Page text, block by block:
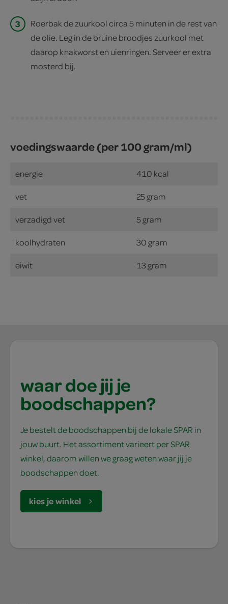
3
Roerbak de zuurkool circa 5 minuten in de rest van
de olie. Leg in de bruine broodjes zuurkool met
daarop knakworst en uienringen. Serveer er extra
mosterd bij.
voedingswaarde (per 100 gram/ml)
energie 410 kcal
vet 25 gram
verzadigd vet 5 gram
koolhydraten 30 gram
eiwit 13 gram
waar doe jij je
boodschappen?
Je bestelt de boodschappen bij de lokale SPAR in
jouw buurt. Het assortiment varieert per SPAR
winkel, daarom willen we graag weten waar jij je
boodschappen doet.
kies je winkel